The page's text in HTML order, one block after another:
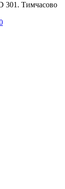
301. Тимчасово